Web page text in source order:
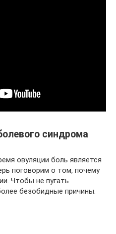
синдрома
овуляции боль является
поговорим о том, почему
Чтобы не пугать
безобидные причины.